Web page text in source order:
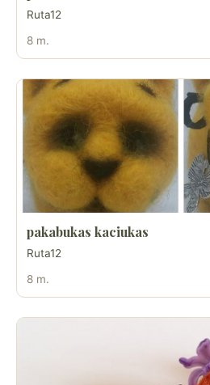
Ruta12
8 m.
pakabukas kaciukas
Ruta12
8 m.